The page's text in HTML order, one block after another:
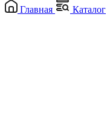
Главная
Каталог